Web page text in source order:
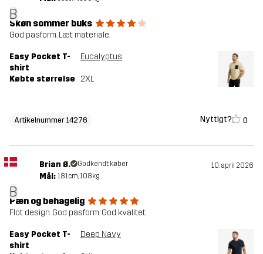
B
Skøn sommer buks
God pasform. Læt materiale.
Easy Pocket T-
shirt
Eucalyptus
Købte størrelse 2XL
Artikelnummer 14276 Nyttigt? 0
B
Brian Ø. Godkendt køber 10. april 2026
Mål: 181cm, 108kg
Pæn og behagelig
Flot design. God pasform. God kvalitet.
Easy Pocket T-
shirt
Deep Navy